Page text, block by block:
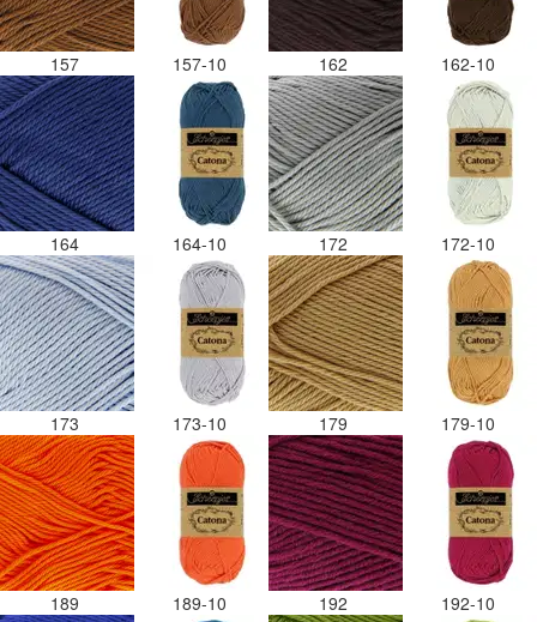
157 157-10 162 162-10
164 164-10 172 172-10
173 173-10 179 179-10
189 189-10 192 192-10